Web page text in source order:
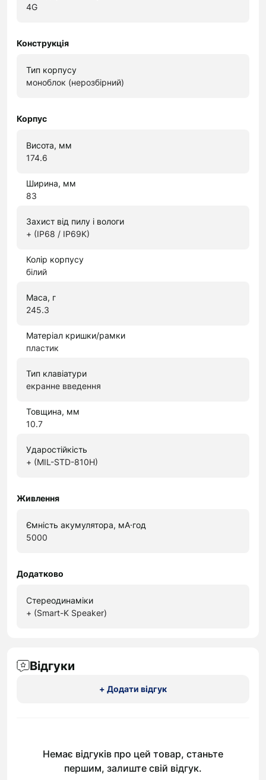
4G
Конструкція
Тип корпусу
моноблок (нерозбірний)
Корпус
Висота, мм
174.6
Ширина, мм
83
Захист від пилу і вологи
+ (IP68 / IP69K)
Колір корпусу
білий
Маса, г
245.3
Матеріал кришки/рамки
пластик
Тип клавіатури
екранне введення
Товщина, мм
10.7
Ударостійкість
+ (MIL-STD-810H)
Живлення
Ємність акумулятора, мА·год
5000
Додатково
Стереодинаміки
+ (Smart-K Speaker)
Відгуки
+ Додати відгук
Немає відгуків про цей товар, станьте
першим, залиште свій відгук.